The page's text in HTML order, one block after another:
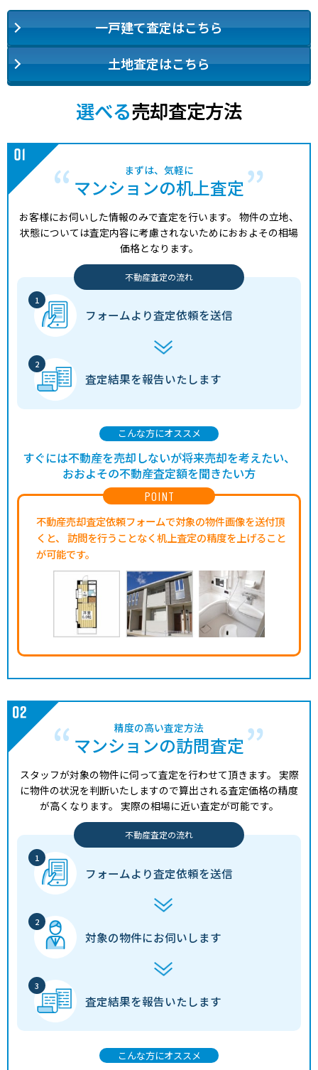
一戸建て査定はこちら
土地査定はこちら
選べる売却査定方法
まずは、気軽に
マンションの机上査定
お客様にお伺いした情報のみで査定を行います。 物件の立地、
状態については査定内容に考慮されないためにおおよその相場
価格となります。
不動産査定の流れ
フォームより査定依頼を送信
査定結果を報告いたします
POINT
不動産売却査定依頼フォームで対象の物件画像を送付頂
くと、
訪問を行うことなく机上査定の精度を上げること
が可能です。
こんな方にオススメ
すぐには不動産を売却しないが将来売却を考えたい、
おおよその不動産査定額を聞きたい方
精度の高い査定方法
マンションの訪問査定
スタッフが対象の物件に伺って査定を行わせて頂きます。 実際
に物件の状況を判断いたしますので算出される査定価格の精度
が高くなります。 実際の相場に近い査定が可能です。
不動産査定の流れ
フォームより査定依頼を送信
対象の物件にお伺いします
査定結果を報告いたします
こんな方にオススメ